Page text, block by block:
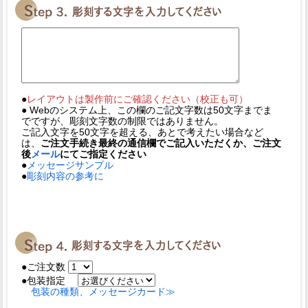
●レイアウトは製作前にご確認ください（校正も可）
● Webのシステム上、この欄のご記文字数は50文字までま
でですが、彫刻文字数の制限ではありません。
ご記入文字を50文字を超える、あとで考えたい場合など
は、 ご注文手続き最終の通信欄でご記入いただくか、ご注文
後メールにてご指定ください
●メッセージサンプル
●彫刻内容の参考に
●ご注文数
●包装指定
包装の種類、メッセージカード≫